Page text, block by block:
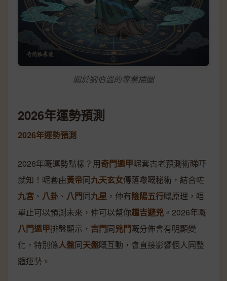
關於劉伯溫的專業插圖
2026年運勢預測
2026年運勢預測
2026年嘅運勢點樣？用奇門遁甲呢套古老預測術睇吓
就知！呢套由黃帝同九天玄女傳落嚟嘅秘術，結合咗
九宮 、 八卦 、 八門同九星 ，仲有陰陽五行嘅原理，唔
單止可以預測未來，仲可以幫你趨吉避兇 。2026年嘅
八門遁甲排盤顯示， 吉門同兇門嘅分佈會有明顯變
化，特別係人盤同天盤嘅互動，會直接影響個人同整
體運勢。